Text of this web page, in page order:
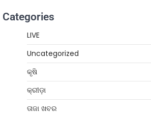
Categories
LIVE
Uncategorized
କୃଷି
କ୍ରୀଡ଼ା
ତାଜା ଖବର